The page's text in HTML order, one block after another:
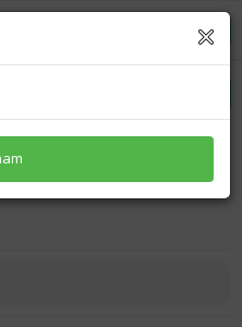
Püsküllü Arpa Kesim Kırmızı